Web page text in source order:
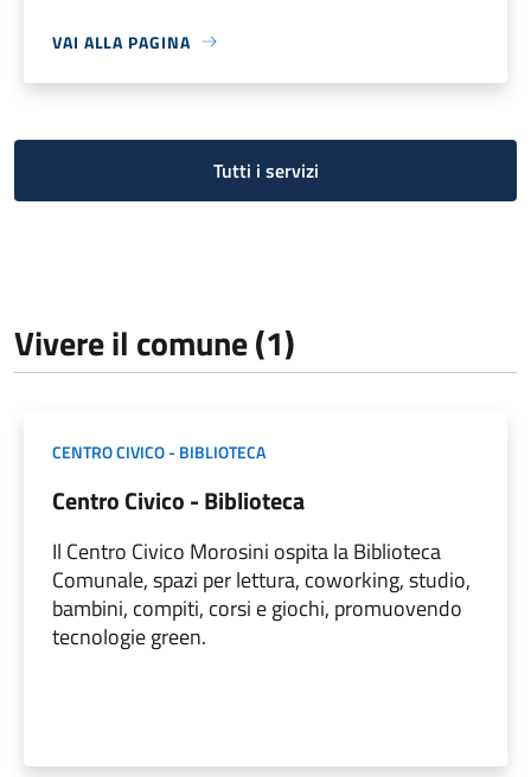
VAI ALLA PAGINA
Tutti i servizi
Vivere il comune (1)
CENTRO CIVICO - BIBLIOTECA
Centro Civico - Biblioteca
Il Centro Civico Morosini ospita la Biblioteca
Comunale, spazi per lettura, coworking, studio,
bambini, compiti, corsi e giochi, promuovendo
tecnologie green.